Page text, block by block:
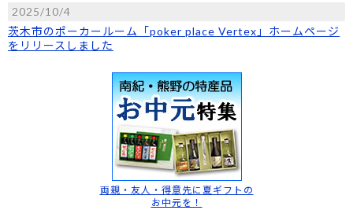
2025/10/4
茨木市のポーカールーム「poker place Vertex」ホームページ
をリリースしました
両親・友人・得意先に 夏ギフトの
お中元を！